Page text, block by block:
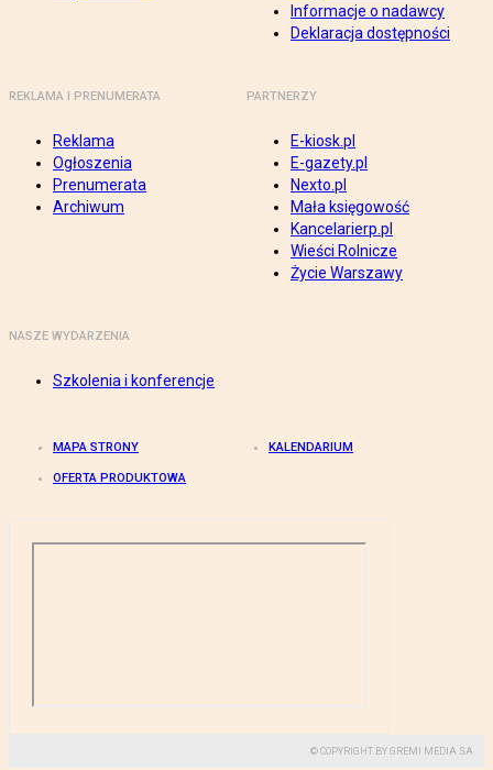
Informacje o nadawcy
Deklaracja dostępności
REKLAMA I PRENUMERATA
Reklama
Ogłoszenia
Prenumerata
Archiwum
PARTNERZY
E-kiosk.pl
E-gazety.pl
Nexto.pl
Mała księgowość
Kancelarierp.pl
Wieści Rolnicze
Życie Warszawy
NASZE WYDARZENIA
Szkolenia i konferencje
MAPA STRONY KALENDARIUM
OFERTA PRODUKTOWA
© COPYRIGHT BY GREMI MEDIA SA